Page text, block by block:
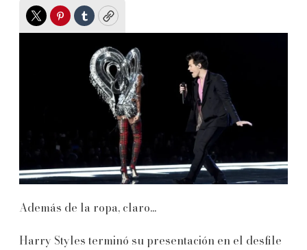
TwitterPinterest
TumblrCopy
Además de la ropa, claro...
Harry Styles terminó su presentación en el desfile